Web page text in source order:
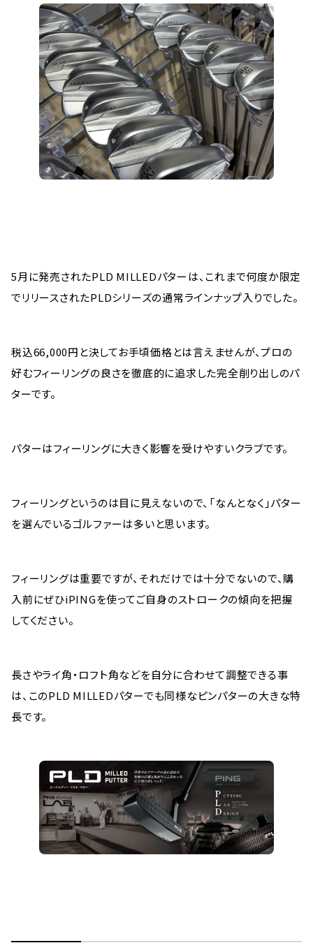
5月に発売されたPLD MILLEDパターは、これまで何度か限定
でリリースされたPLDシリーズの通常ラインナップ入りでした。
税込66,000円と決してお手頃価格とは言えませんが、プロの
好むフィーリングの良さを徹底的に追求した完全削り出しのパ
ターです。
パターはフィーリングに大きく影響を受けやすいクラブです。
フィーリングというのは目に見えないので、「なんとなく」パター
を選んでいるゴルファーは多いと思います。
フィーリングは重要ですが、それだけでは十分でないので、購
入前にぜひiPINGを使ってご自身のストロークの傾向を把握
してください。
長さやライ角・ロフト角などを自分に合わせて調整できる事
は、このPLD MILLEDパターでも同様なピンパターの大きな特
長です。